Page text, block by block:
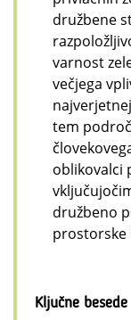
družbene
varnost
večjega
tem
oblikovalci
družbeno
prostorske
Ključne besede